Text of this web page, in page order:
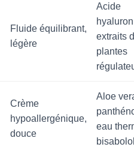
Fluide équilibrant,
légère
Acide
extraits
plantes
Crème
hypoallergénique,
douce
Aloe
eau